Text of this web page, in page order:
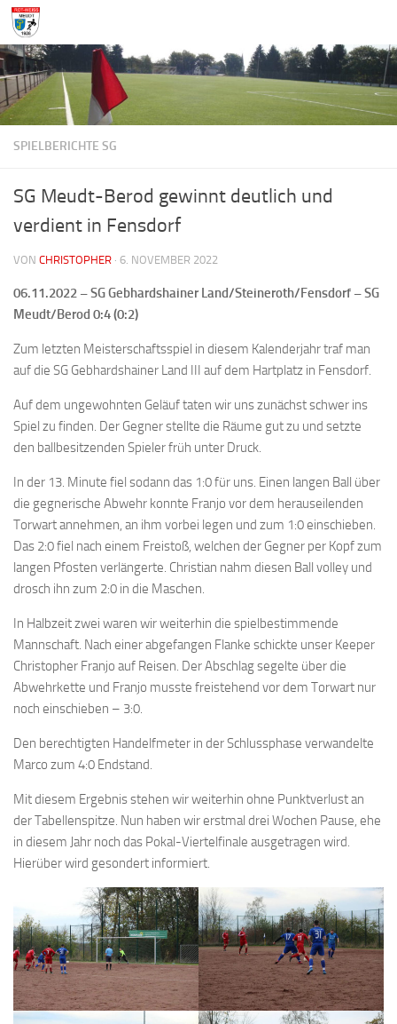
Zum Inhalt springen
SPIELBERICHTE SG
SG Meudt-Berod gewinnt deutlich und
verdient in Fensdorf
VON CHRISTOPHER · 6. NOVEMBER 2022
06.11.2022 – SG Gebhardshainer Land/Steineroth/Fensdorf – SG
Meudt/Berod 0:4 (0:2)
Zum letzten Meisterschaftsspiel in diesem Kalenderjahr traf man
auf die SG Gebhardshainer Land III auf dem Hartplatz in Fensdorf.
Auf dem ungewohnten Geläuf taten wir uns zunächst schwer ins
Spiel zu finden. Der Gegner stellte die Räume gut zu und setzte
den ballbesitzenden Spieler früh unter Druck.
In der 13. Minute fiel sodann das 1:0 für uns. Einen langen Ball über
die gegnerische Abwehr konnte Franjo vor dem herauseilenden
Torwart annehmen, an ihm vorbei legen und zum 1:0 einschieben.
Das 2:0 fiel nach einem Freistoß, welchen der Gegner per Kopf zum
langen Pfosten verlängerte. Christian nahm diesen Ball volley und
drosch ihn zum 2:0 in die Maschen.
In Halbzeit zwei waren wir weiterhin die spielbestimmende
Mannschaft. Nach einer abgefangen Flanke schickte unser Keeper
Christopher Franjo auf Reisen. Der Abschlag segelte über die
Abwehrkette und Franjo musste freistehend vor dem Torwart nur
noch einschieben – 3:0.
Den berechtigten Handelfmeter in der Schlussphase verwandelte
Marco zum 4:0 Endstand.
Mit diesem Ergebnis stehen wir weiterhin ohne Punktverlust an
der Tabellenspitze. Nun haben wir erstmal drei Wochen Pause, ehe
in diesem Jahr noch das Pokal-Viertelfinale ausgetragen wird.
Hierüber wird gesondert informiert.